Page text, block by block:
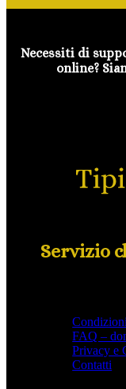
Necessiti di
online?
Servizio
FAQ –
Privacy e
Contatti